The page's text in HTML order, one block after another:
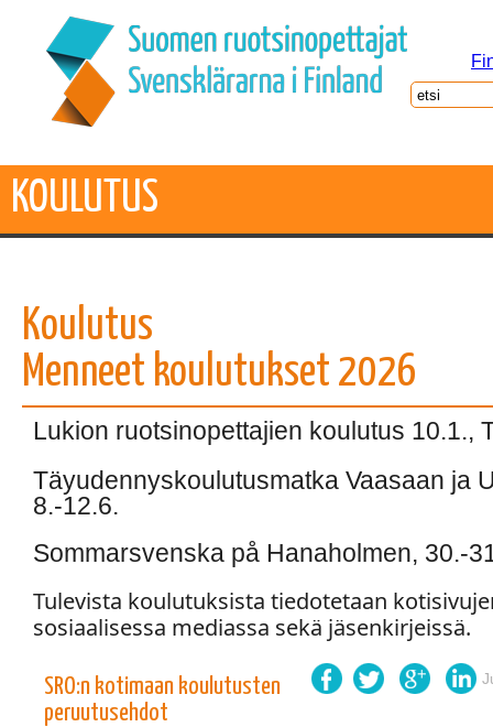
KOULUTUS
Koulutus
Menneet koulutukset 2026
Lukion ruotsinopettajien koulutus 10.1.,
Täyudennyskoulutusmatka Vaasaan ja
8.-12.6.
Sommarsvenska på Hanaholmen, 30.-
Tulevista koulutuksista tiedotetaan
sosiaalisessa mediassa sekä jäsenkirjeissä.
SRO:n kotimaan koulutusten
peruutusehdot